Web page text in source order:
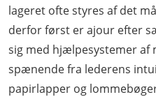
lageret ofte styres af det
derfor først er ajour efter
sig med hjælpesystemer af
spænende fra lederens
papirlapper og